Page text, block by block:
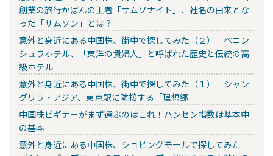
創業の旅行かばんの王者「サムソナイト」、社名の由来とな
った「サムソン」とは？
意外と身近にある中国株、街中で探してみた（２） ペニン
シュラホテル、「東洋の貴婦人」と呼ばれた歴史と伝統の高
級ホテル
意外と身近にある中国株、街中で探してみた（１） シャン
グリラ・アジア、東京駅に隣接する「理想郷」
中国株ビギナーがまず選ぶのはこれ！ハンセン指数は基本中
の基本
意外と身近にある中国株、ショピングモールで探してみた